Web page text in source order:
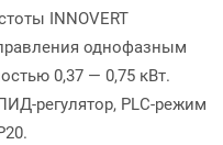
INNOVERT
однофазным
0,37 — 0,75 кВт.
регулятор, PLC-режим